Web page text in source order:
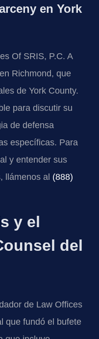
en York
Of SRIS, P.C. A
Richmond, que
de York County.
para discutir su
de defensa
específicas. Para
y entender sus
llámenos al (888)
y el
del
de Law Offices
que fundó el bufete